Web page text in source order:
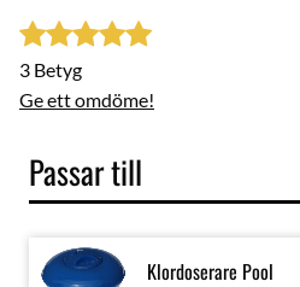
3 Betyg
Ge ett omdöme!
Passar till
Klordoserare Pool